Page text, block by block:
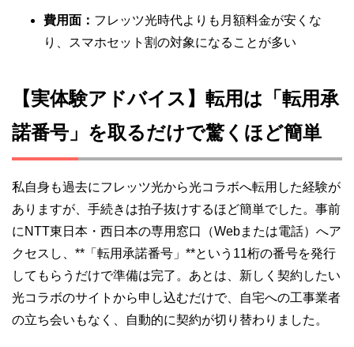
費用面： フレッツ光時代よりも月額料金が安くな
り、スマホセット割の対象になることが多い
【実体験アドバイス】転用は「転用承
諾番号」を取るだけで驚くほど簡単
私自身も過去にフレッツ光から光コラボへ転用した経験が
ありますが、手続きは拍子抜けするほど簡単でした。事前
にNTT東日本・西日本の専用窓口（Webまたは電話）へア
クセスし、**「転用承諾番号」**という11桁の番号を発行
してもらうだけで準備は完了。あとは、新しく契約したい
光コラボのサイトから申し込むだけで、自宅への工事業者
の立ち会いもなく、自動的に契約が切り替わりました。